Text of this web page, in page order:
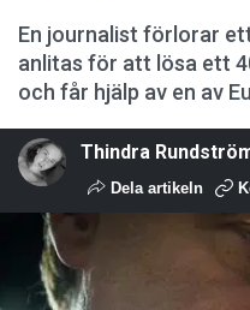
En journalist förlorar
anlitas för att lösa ett
och får hjälp av en av
Thindra
Dela artikeln